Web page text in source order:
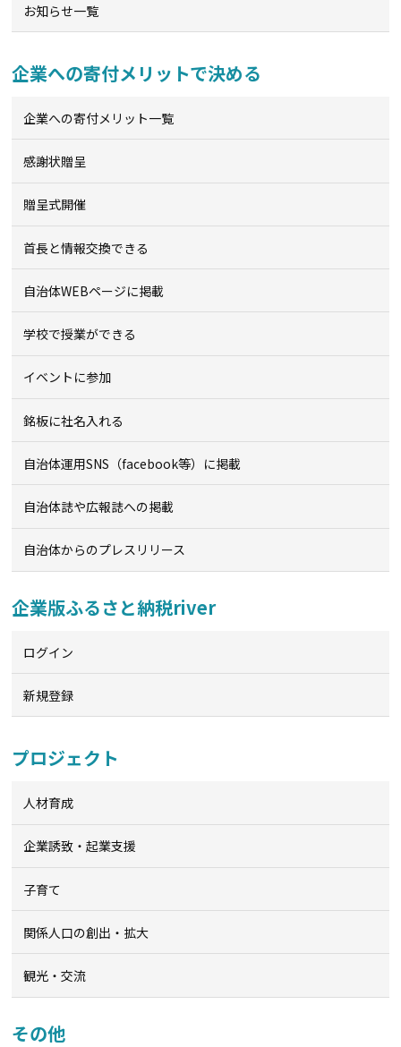
お知らせ一覧
企業への寄付メリットで決める
企業への寄付メリット一覧
感謝状贈呈
贈呈式開催
首長と情報交換できる
自治体WEBページに掲載
学校で授業ができる
イベントに参加
銘板に社名入れる
自治体運用SNS（facebook等）に掲載
自治体誌や広報誌への掲載
自治体からのプレスリリース
企業版ふるさと納税river
ログイン
新規登録
プロジェクト
人材育成
企業誘致・起業支援
子育て
関係人口の創出・拡大
観光・交流
その他